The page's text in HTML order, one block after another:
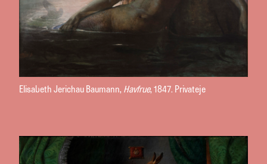
Elisabeth Jerichau Baumann, Havfrue, 1847. Privateje